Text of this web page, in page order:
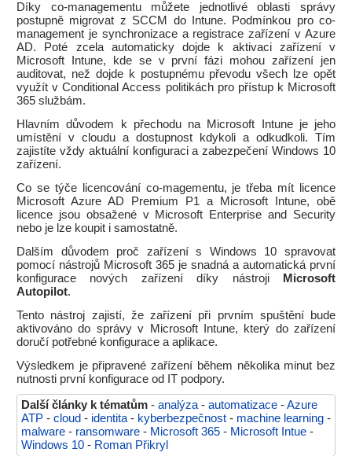
Díky co-managementu můžete jednotlivé oblasti správy
postupně migrovat z SCCM do Intune. Podmínkou pro co-
management je synchronizace a registrace zařízení v Azure
AD. Poté zcela automaticky dojde k aktivaci zařízení v
Microsoft Intune, kde se v první fázi mohou zařízení jen
auditovat, než dojde k postupnému převodu všech lze opět
využít v Conditional Access politikách pro přístup k Microsoft
365 službám.
Hlavním důvodem k přechodu na Microsoft Intune je jeho
umístění v cloudu a dostupnost kdykoli a odkudkoli. Tím
zajistíte vždy aktuální konfiguraci a zabezpečení Windows 10
zařízení.
Co se týče licencování co-magementu, je třeba mít licence
Microsoft Azure AD Premium P1 a Microsoft Intune, obě
licence jsou obsažené v Microsoft Enterprise and Security
nebo je lze koupit i samostatně.
Dalším důvodem proč zařízení s Windows 10 spravovat
pomocí nástrojů Microsoft 365 je snadná a automatická první
konfigurace nových zařízení díky nástroji
Microsoft
Autopilot.
Tento nástroj zajistí, že zařízení při prvním spuštění bude
aktivováno do správy v Microsoft Intune, který do zařízení
doručí potřebné konfigurace a aplikace.
Výsledkem je připravené zařízení během několika minut bez
nutnosti první konfigurace od IT podpory.
Další články k tématům - analýza - automatizace -Azure
ATP - cloud - identita - kyberbezpečnost - machine learning -
malware - ransomware - Microsoft 365 - Microsoft Intue -
Windows 10 - Roman Přikryl